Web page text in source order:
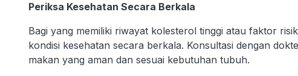
Periksa Kesehatan Secara Berkala
Bagi yang memiliki riwayat kolesterol tinggi atau faktor
kondisi kesehatan secara berkala. Konsultasi dengan
makan yang aman dan sesuai kebutuhan tubuh.